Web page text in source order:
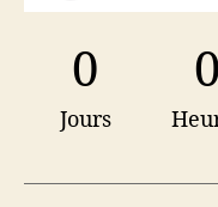
0
Jours
0